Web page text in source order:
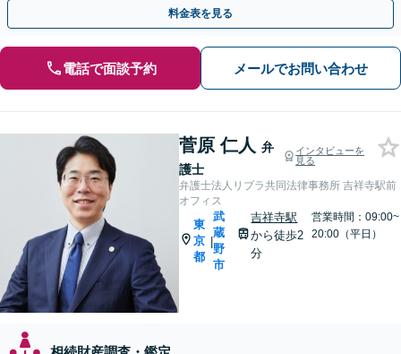
料金表を見る
電話で面談予約 メールでお問い合わせ
菅原 仁人 弁
護士
インタビューを
見る
弁護士法人リブラ共同法律事務所 吉祥寺駅前
オフィス
東
京
都
|
武
蔵
野
市
吉祥寺駅
から徒歩2
分
営業時間：09:00~
20:00（平日）